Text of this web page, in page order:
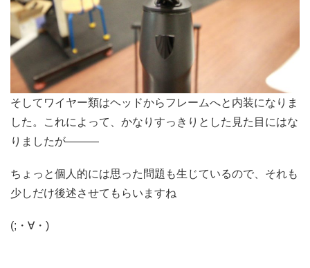
そしてワイヤー類はヘッドからフレームへと内装になりま
した。これによって、かなりすっきりとした見た目にはな
りましたが―――
ちょっと個人的には思った問題も生じているので、それも
少しだけ後述させてもらいますね
(;・∀・)